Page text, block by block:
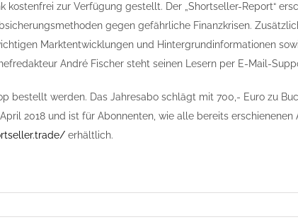
zur Verfügung gestellt. Der „Shortseller-Report“
gegen gefährliche Finanzkrisen.
Marktentwicklungen und Hintergrundinformationen
André Fischer steht seinen Lesern per E-Mail-
bestellt werden. Das Jahresabo schlägt mit 700,- Euro zu
2018 und ist für Abonnenten, wie alle bereits
erhältlich.